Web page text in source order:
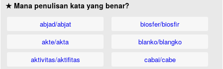
★ Mana penulisan kata yang benar?
abjad/abjat
akte/akta
aktivitas/aktifitas
biosfer/biosfir
blanko/blangko
cabai/cabe